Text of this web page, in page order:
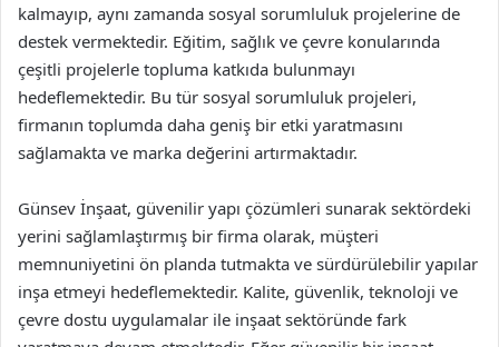
kalmayıp, aynı zamanda sosyal sorumluluk projelerine de
destek vermektedir. Eğitim, sağlık ve çevre konularında
çeşitli projelerle topluma katkıda bulunmayı
hedeflemektedir. Bu tür sosyal sorumluluk projeleri,
firmanın toplumda daha geniş bir etki yaratmasını
sağlamakta ve marka değerini artırmaktadır.
Günsev İnşaat, güvenilir yapı çözümleri sunarak sektördeki
yerini sağlamlaştırmış bir firma olarak, müşteri
memnuniyetini ön planda tutmakta ve sürdürülebilir yapılar
inşa etmeyi hedeflemektedir. Kalite, güvenlik, teknoloji ve
çevre dostu uygulamalar ile inşaat sektöründe fark